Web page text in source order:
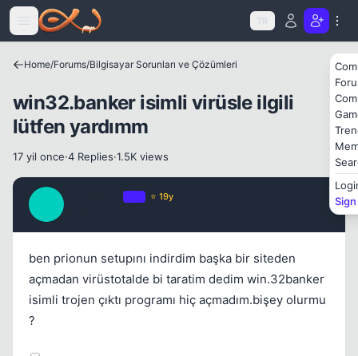
Icerige atla
TR
Home/Forums/Bilgisayar Sorunları ve Çözümleri
win32.banker isimli virüsle ilgili
lütfen yardımm
17 yil once·4 Replies·1.5K views
⭐ 19y
ben prionun setupını indirdim başka bir siteden
açmadan virüstotalde bi taratim dedim win.32banker
isimli trojen çıktı programı hiç açmadım.bişey olurmu
?
Kapat